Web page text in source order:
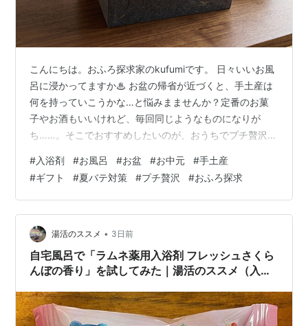
こんにちは。おふろ探求家のkufumiです。 日々いいお風
呂に浸かってますか♨︎ お盆の帰省が近づくと、手土産は
何を持っていこうかな…と悩みまませんか？定番のお菓
子やお酒もいいけれど、毎回同じようなものになりが
ち……。そこでおすすめしたいのが、おうちでプチ贅沢気
ど、貰うと嬉しい」ちょっと贅沢な入浴剤を贈ると、大
変喜ばれます。今回は、見た目もおしゃれなアソートか
ら、男性陣も大満足の本格温泉系まで、手土産に絶対外
さない、贅沢な入浴剤セットを5つ厳選してご紹介しま
す！ 帰省の手土産に「入浴剤」がおすすめな理由 実家・
親戚へ贈る「失敗しない入浴剤の選…
#入浴剤 #お風呂 #お盆 #お中元 #手土産
#ギフト #夏バテ対策 #プチ贅沢 #おふろ探求
湯活のススメ • 3日前
自宅風呂で「ラムネ薬用入浴剤 フレッシュさくら
んぼの香り」を試してみた｜湯活のススメ（入浴